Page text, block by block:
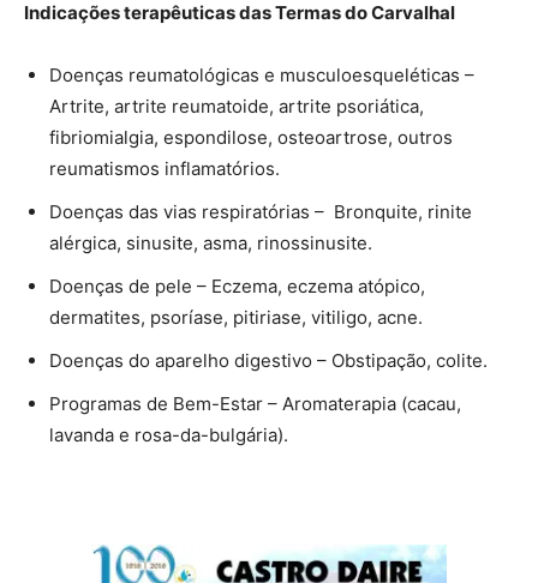
Indicações terapêuticas das Termas do Carvalhal
Doenças reumatológicas e musculoesqueléticas –
Artrite, artrite reumatoide, artrite psoriática,
fibriomialgia, espondilose, osteoartrose, outros
reumatismos inflamatórios.
Doenças das vias respiratórias – Bronquite, rinite
alérgica, sinusite, asma, rinossinusite.
Doenças de pele – Eczema, eczema atópico,
dermatites, psoríase, pitiriase, vitiligo, acne.
Doenças do aparelho digestivo – Obstipação, colite.
Programas de Bem-Estar – Aromaterapia (cacau,
lavanda e rosa-da-bulgária).